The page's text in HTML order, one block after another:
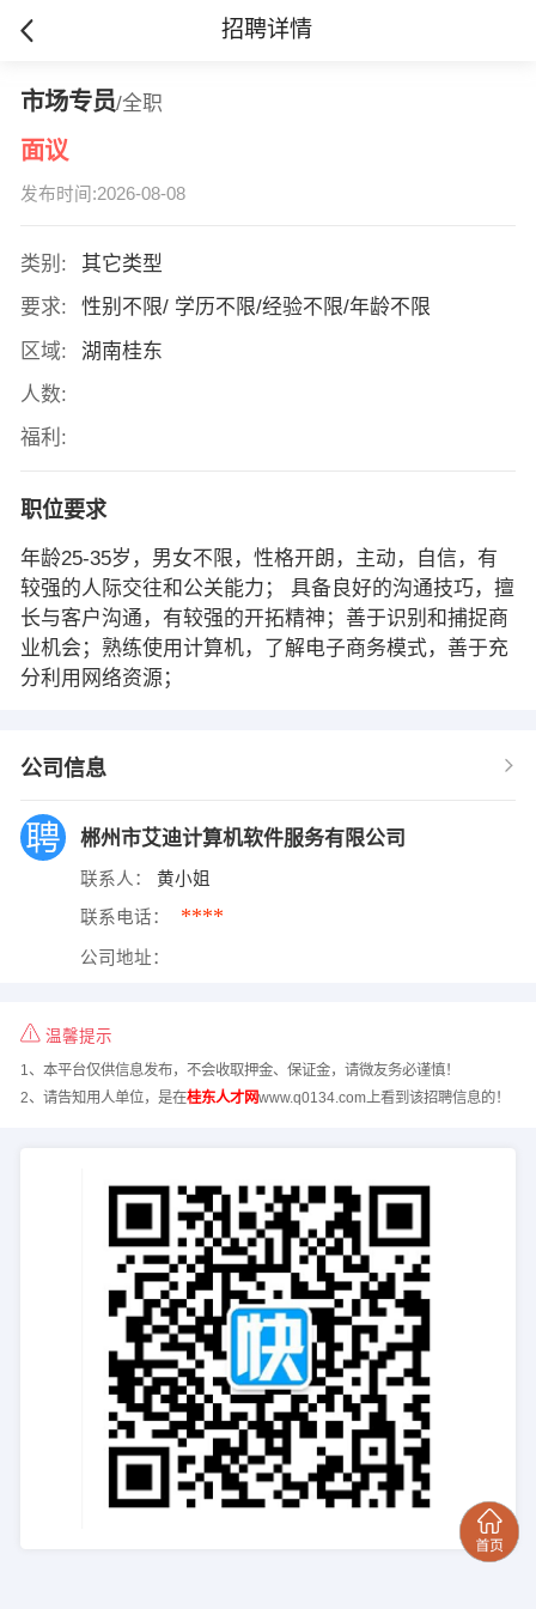
招聘详情
市场专员/全职
面议
发布时间:2026-08-08
类别:
其它类型
要求:
性别不限/ 学历不限/经验不限/年龄不限
区域:
湖南桂东
人数:
福利:
职位要求
年龄25-35岁，男女不限，性格开朗，主动，自信，有
较强的人际交往和公关能力； 具备良好的沟通技巧，擅
长与客户沟通，有较强的开拓精神；善于识别和捕捉商
业机会；熟练使用计算机，了解电子商务模式，善于充
分利用网络资源；
公司信息
郴州市艾迪计算机软件服务有限公司
联系人： 黄小姐
联系电话： ****
公司地址：
温馨提示
1、本平台仅供信息发布，不会收取押金、保证金，请微友务必谨慎！
2、请告知用人单位，是在桂东人才网www.q0134.com上看到该招聘信息的！